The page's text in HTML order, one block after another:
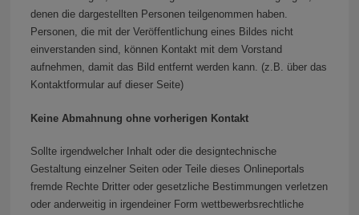
denen die dargestellten Personen teilgenommen haben.
Personen, die mit der Veröffentlichung eines Bildes nicht
einverstanden sind, können Kontakt mit dem Vorstand
aufnehmen, damit das Bild entfernt werden kann. (z.B. über das
Kontaktformular auf dieser Seite)
Keine Abmahnung ohne vorherigen Kontakt
Sollte irgendwelcher Inhalt oder die designtechnische
Gestaltung einzelner Seiten oder Teile dieses Onlineportals
fremde Rechte Dritter oder gesetzliche Bestimmungen verletzen
oder anderweitig in irgendeiner Form wettbewerbsrechtliche